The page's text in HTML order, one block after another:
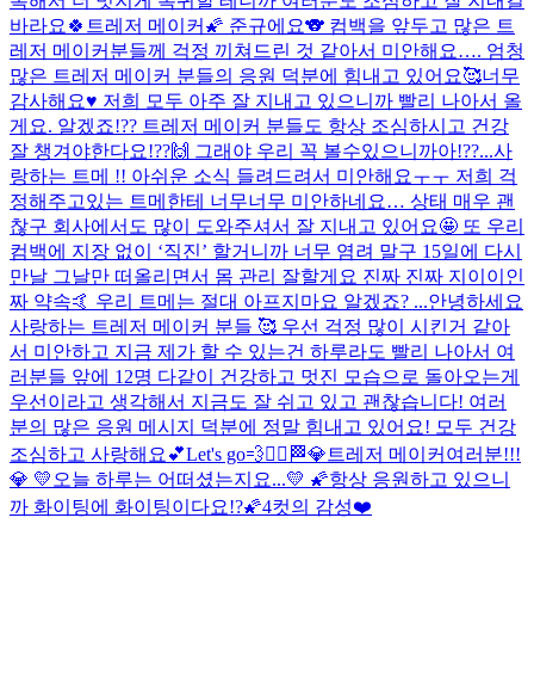
바라요🍀 트레저 메이커🌠 준규에요🐨 컴백을 앞두고 많은 트
레저 메이커분들께 걱정 끼쳐드린 것 같아서 미안해요…. 엄청
많은 트레저 메이커 분들의 응원 덕분에 힘내고 있어요🥰너무
감사해요♥️ 저희 모두 아주 잘 지내고 있으니까 빨리 나아서 올
게요. 알겠죠!?? 트레저 메이커 분들도 항상 조심하시고 건강
잘 챙겨야한다요!??🙌 그래야 우리 꼭 볼수있으니까아!??...사
랑하는 트메 !! 아쉬운 소식 들려드려서 미안해요ㅜㅜ 저희 걱
정해주고있는 트메한테 너무너무 미안하네요… 상태 매우 괜
찮구 회사에서도 많이 도와주셔서 잘 지내고 있어요🤩 또 우리
컴백에 지장 없이 ‘직진’ 할거니까 너무 염려 말구 15일에 다시
만날 그날만 떠올리면서 몸 관리 잘할게요 진짜 진짜 지이이인
짜 약속🤙 우리 트메는 절대 아프지마요 알겠죠? ...안녕하세요
사랑하는 트레저 메이커 분들 🥰 우선 걱정 많이 시킨거 같아
서 미안하고 지금 제가 할 수 있는건 하루라도 빨리 나아서 여
러분들 앞에 12명 다같이 건강하고 멋진 모습으로 돌아오는게
우선이라고 생각해서 지금도 잘 쉬고 있고 괜찮습니다! 여러
분의 많은 응원 메시지 덕분에 정말 힘내고 있어요! 모두 건강
조심하고 사랑해요💕Let's go💨❤️‍🔥🏁💎트레저 메이커여러분!!!
💎 💛오늘 하루는 어떠셨는지요...💛 🌠항상 응원하고 있으니
까 화이팅에 화이팅이다요!?🌠4컷의 감성❤️